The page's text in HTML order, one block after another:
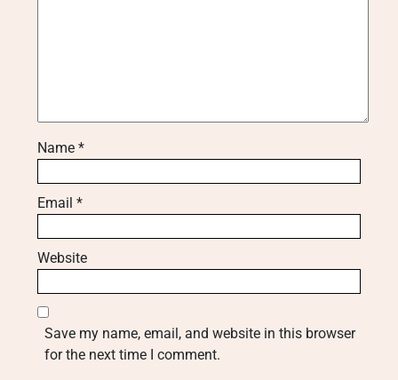
Name *
Email *
Website
Save my name, email, and website in this browser
for the next time I comment.